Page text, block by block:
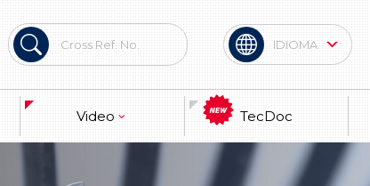
English
IDIOMA
Video TecDoc